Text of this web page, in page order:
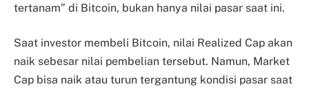
tertanam” di Bitcoin, bukan hanya nilai pasar saat ini.
Saat investor membeli Bitcoin, nilai Realized Cap akan
naik sebesar nilai pembelian tersebut. Namun, Market
Cap bisa naik atau turun tergantung kondisi pasar saat